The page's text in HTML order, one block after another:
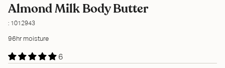
Almond Milk Body Butter
: 1012943
96hr moisture
6